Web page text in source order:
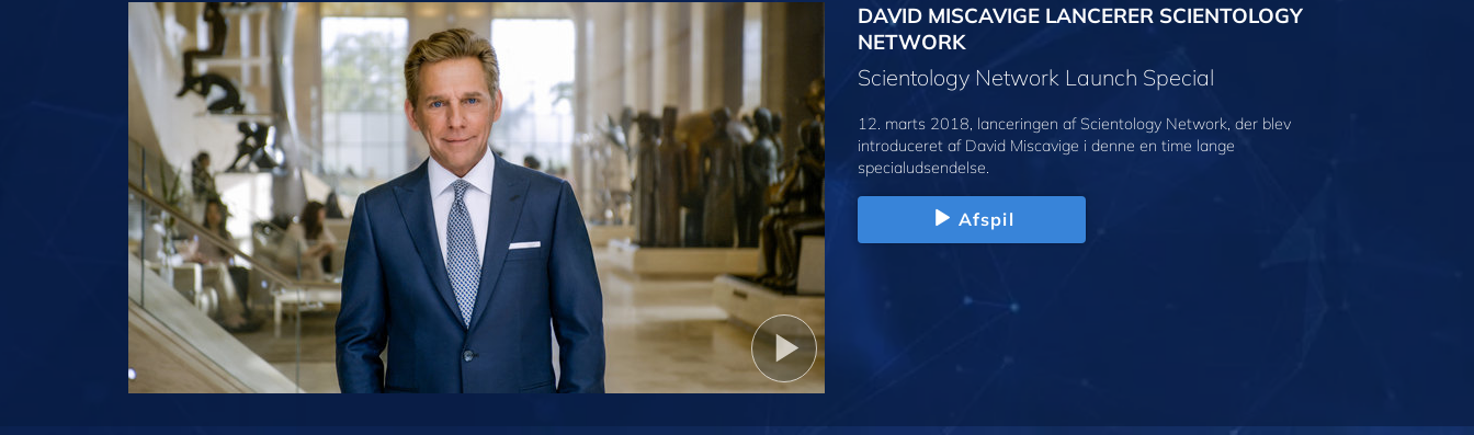
DAVID MISCAVIGE LANCERER SCIENTOLOGY
NETWORK
Scientology Network Launch Special
12. marts 2018, lanceringen af Scientology Network, der blev
introduceret af David Miscavige i denne en time lange
specialudsendelse.
Afspil